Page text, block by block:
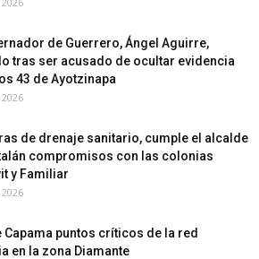
de Guerrero, Ángel Aguirre,
tras ser acusado de ocultar evidencia
43 de Ayotzinapa
de drenaje sanitario, cumple el alcalde
compromisos con las colonias
y Familiar
Capama puntos críticos de la red
en la zona Diamante